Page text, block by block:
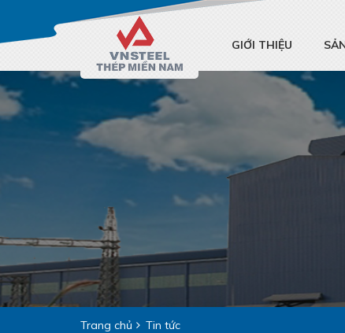
GIỚI THIỆU
Trang chủ Tin tức